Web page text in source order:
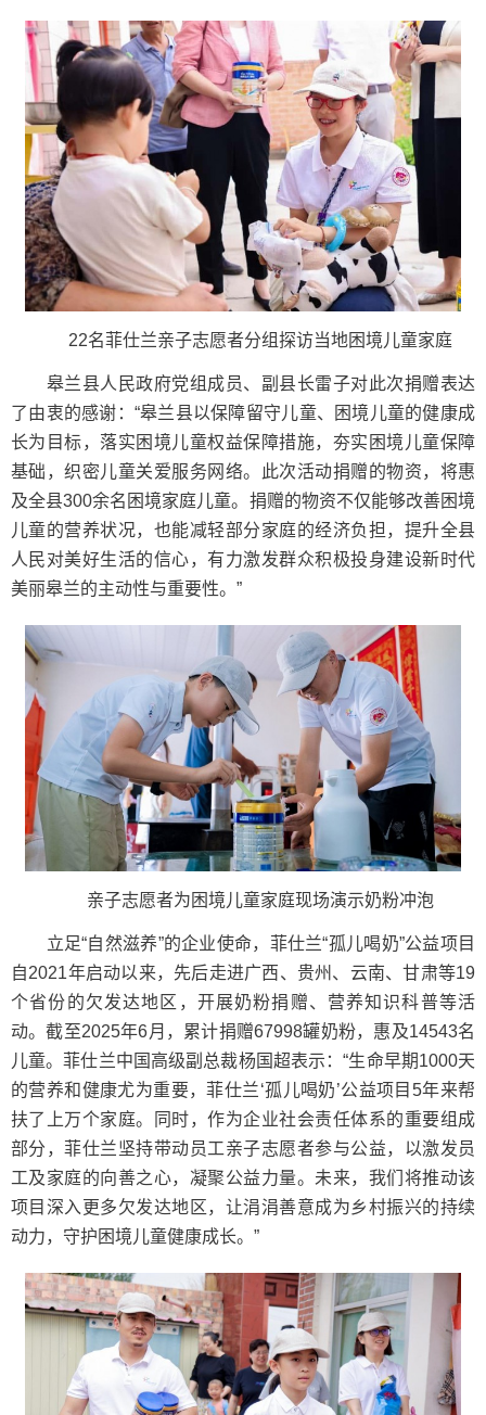
22名菲仕兰亲子志愿者分组探访当地困境儿童家庭
皋兰县人民政府党组成员、副县长雷子对此次捐赠表达
了由衷的感谢：“皋兰县以保障留守儿童、困境儿童的健康成
长为目标，落实困境儿童权益保障措施，夯实困境儿童保障
基础，织密儿童关爱服务网络。此次活动捐赠的物资，将惠
及全县300余名困境家庭儿童。捐赠的物资不仅能够改善困境
儿童的营养状况，也能减轻部分家庭的经济负担，提升全县
人民对美好生活的信心，有力激发群众积极投身建设新时代
美丽皋兰的主动性与重要性。”
亲子志愿者为困境儿童家庭现场演示奶粉冲泡
立足“自然滋养”的企业使命，菲仕兰“孤儿喝奶”公益项目
自2021年启动以来，先后走进广西、贵州、云南、甘肃等19
个省份的欠发达地区，开展奶粉捐赠、营养知识科普等活
动。截至2025年6月，累计捐赠67998罐奶粉，惠及14543名
儿童。菲仕兰中国高级副总裁杨国超表示：“生命早期1000天
的营养和健康尤为重要，菲仕兰‘孤儿喝奶’公益项目5年来帮
扶了上万个家庭。同时，作为企业社会责任体系的重要组成
部分，菲仕兰坚持带动员工亲子志愿者参与公益，以激发员
工及家庭的向善之心，凝聚公益力量。未来，我们将推动该
项目深入更多欠发达地区，让涓涓善意成为乡村振兴的持续
动力，守护困境儿童健康成长。”